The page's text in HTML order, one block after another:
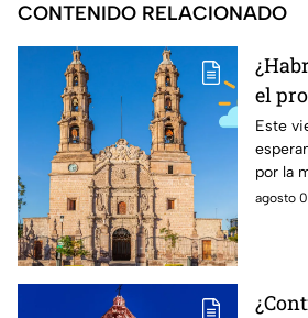
CONTENIDO RELACIONADO
el
en
Este
por la
agosto